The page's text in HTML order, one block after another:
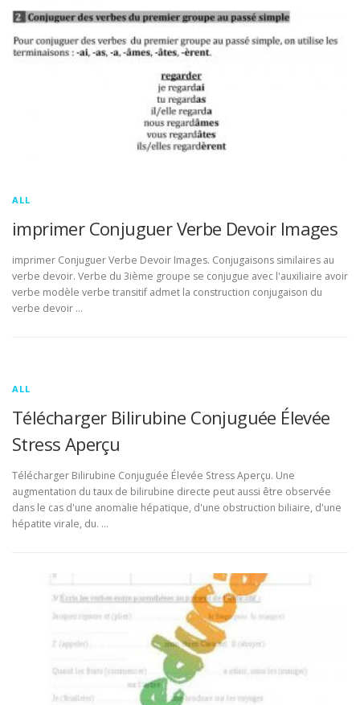
ALL
imprimer Conjuguer Verbe Devoir Images
imprimer Conjuguer Verbe Devoir Images. Conjugaisons similaires au
verbe devoir. Verbe du 3ième groupe se conjugue avec l'auxiliaire avoir
verbe modèle verbe transitif admet la construction conjugaison du
verbe devoir …
ALL
Télécharger Bilirubine Conjuguée Élevée
Stress Aperçu
Télécharger Bilirubine Conjuguée Élevée Stress Aperçu. Une
augmentation du taux de bilirubine directe peut aussi être observée
dans le cas d'une anomalie hépatique, d'une obstruction biliaire, d'une
hépatite virale, du. …